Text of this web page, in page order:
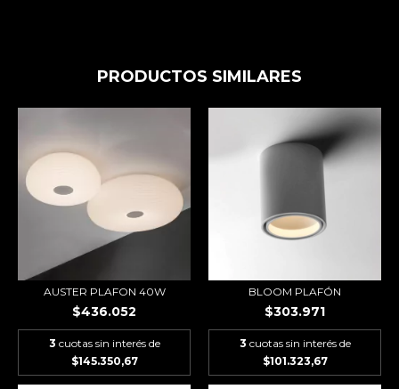
PRODUCTOS SIMILARES
AUSTER PLAFON 40W
$436.052
3 cuotas sin interés de
$145.350,67
BLOOM PLAFÓN
$303.971
3 cuotas sin interés de
$101.323,67